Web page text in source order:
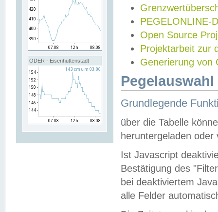
ODER - Eisenhüttenstadt
PEGELONLINE-
Open Source
Projektarbeit zur
Generierung von
Grundlegende
über die Tabelle
heruntergeladen oder
Ist Javascript
Bestätigung des
bei deaktiviertem
alle Felder